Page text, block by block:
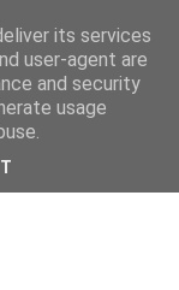
its services
user-agent are
and security
usage